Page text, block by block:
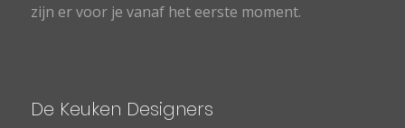
zijn er voor je vanaf het eerste moment.
De Keuken Designers